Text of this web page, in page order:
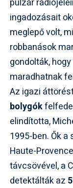
pulzár
ingadozásait
meglepő volt,
robbanások
gondolták,
maradhatnak
Az igazi
bolygók
elindította,
1995-ben. Ők
Haute-
távcsövével, a
detektálták az